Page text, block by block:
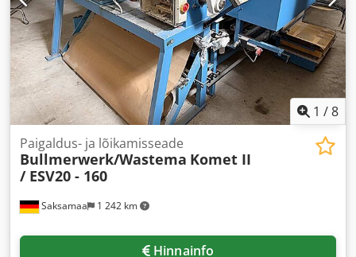
1 /8
Saksamaa 1 242 km
Paigaldus- ja lõikamisseade
Bullmerwerk/Wastema Komet II
/ ESV20 - 160
Hinnainfo